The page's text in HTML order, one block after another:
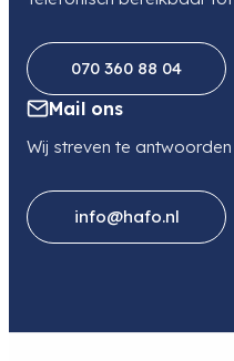
070 360 88 04
Mail ons
Wij streven te antwoorden
info@hafo.nl